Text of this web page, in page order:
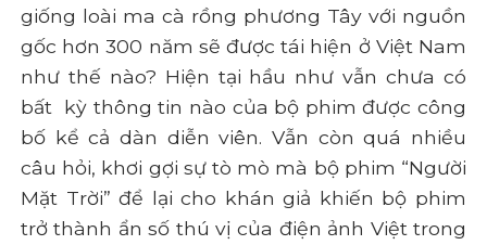
giống loài ma cà rồng phương Tây với nguồn
gốc hơn 300 năm sẽ được tái hiện ở Việt Nam
như thế nào? Hiện tại hầu như vẫn chưa có
bất
kỳ thông tin nào của bộ phim được công
bố kể cả dàn diễn viên. Vẫn còn quá nhiều
câu hỏi, khơi gợi sự tò mò mà bộ phim “Người
Mặt Trời” để lại cho khán giả khiến bộ phim
trở thành ẩn số thú vị của điện ảnh Việt trong